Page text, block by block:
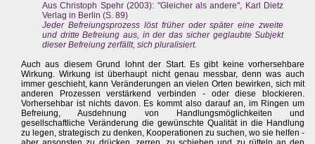
Aus Christoph Spehr (2003): "Gleicher als andere", Karl Dietz
Verlag in Berlin (S. 89)
Jeder Befreiungsprozess löst früher oder später eine zweite
und dritte Befreiung aus, in der das sicher geglaubte Subjekt
dieser Befreiung zerfällt, sich pluralisiert.
Auch aus diesem Grund lohnt der Start. Es gibt keine vorhersehbare
Wirkung. Wirkung ist überhaupt nicht genau messbar, denn was auch
immer geschieht, kann Veränderungen an vielen Orten bewirken, sich mit
anderen Prozessen verstärkend verbinden - oder diese blockieren.
Vorhersehbar ist nichts davon. Es kommt also darauf an, im Ringen um
Befreiung, Ausdehnung von Handlungsmöglichkeiten und
gesellschaftliche Veränderung die gewünschte Qualität in die Handlung
zu legen, strategisch zu denken, Kooperationen zu suchen, wo sie helfen -